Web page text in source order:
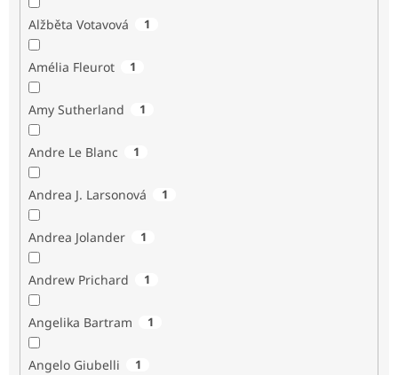
Alžběta Votavová 1
Amélia Fleurot 1
Amy Sutherland 1
Andre Le Blanc 1
Andrea J. Larsonová 1
Andrea Jolander 1
Andrew Prichard 1
Angelika Bartram 1
Angelo Giubelli 1